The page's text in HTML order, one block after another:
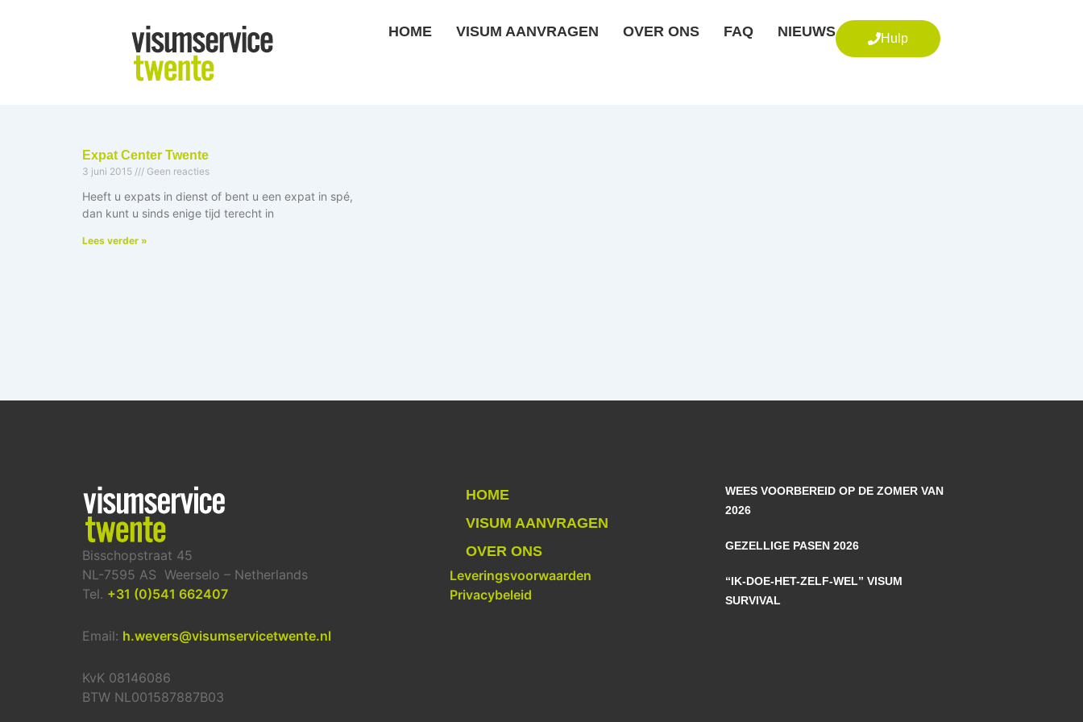
HOME VISUM AANVRAGEN OVER ONS FAQ NIEUWS Hulp
Expat Center Twente
3 juni 2015 Geen reacties
Heeft u expats in dienst of bent u een expat in spé,
dan kunt u sinds enige tijd terecht in
Lees verder »
Bisschopstraat 45
NL-7595 AS Weerselo – Netherlands
Tel. +31 (0)541 662407
Email: h.wevers@visumservicetwente.nl
KvK 08146086
BTW NL001587887B03
HOME
VISUM AANVRAGEN
OVER ONS
Leveringsvoorwaarden
Privacybeleid
WEES VOORBEREID OP DE ZOMER VAN
2026
GEZELLIGE PASEN 2026
“IK-DOE-HET-ZELF-WEL” VISUM
SURVIVAL